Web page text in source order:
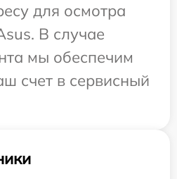
для осмотра
В случае
мы обеспечим
счет в сервисный